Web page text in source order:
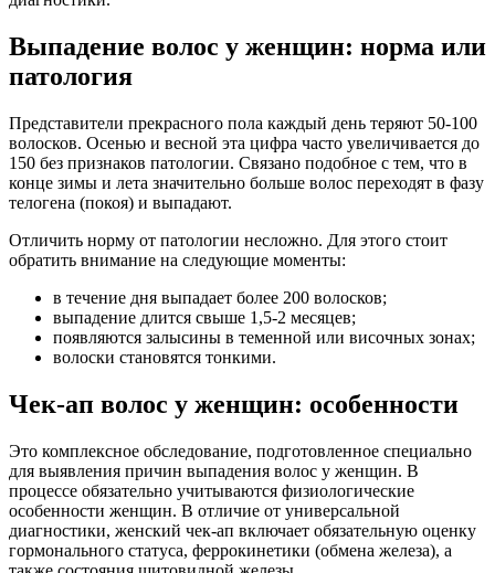
Выпадение волос у женщин: норма или
патология
Представители прекрасного пола каждый день теряют 50-100
волосков. Осенью и весной эта цифра часто увеличивается до
150 без признаков патологии. Связано подобное с тем, что в
конце зимы и лета значительно больше волос переходят в фазу
телогена (покоя) и выпадают.
Отличить норму от патологии несложно. Для этого стоит
обратить внимание на следующие моменты:
в течение дня выпадает более 200 волосков;
выпадение длится свыше 1,5-2 месяцев;
появляются залысины в теменной или височных зонах;
волоски становятся тонкими.
Чек-ап волос у женщин: особенности
Это комплексное обследование, подготовленное специально
для выявления причин выпадения волос у женщин. В
процессе обязательно учитываются физиологические
особенности женщин. В отличие от универсальной
диагностики, женский чек-ап включает обязательную оценку
гормонального статуса, феррокинетики (обмена железа), а